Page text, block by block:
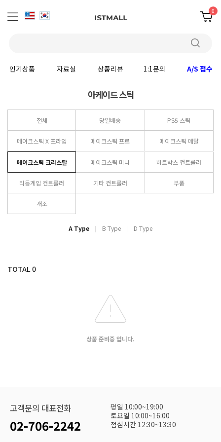
0
인기상품 자료실 상품리뷰 1:1문의 A/S 접수
아케이드 스틱
전체 당일배송 PS5 스틱
메이크스틱 X 프라임 메이크스틱 프로 메이크스틱 메탈
메이크스틱 크리스탈 메이크스틱 미니 히트박스 컨트롤러
리듬게임 컨트롤러 기타 컨트롤러 부품
개조
A Type B Type D Type
TOTAL0
상품 준비중 입니다.
고객문의 대표전화
02-706-2242
평일 10:00~19:00
토요일 10:00~16:00
점심시간 12:30~13:30